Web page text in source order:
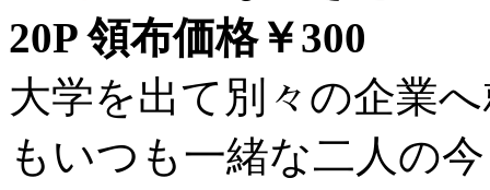
20P 領布価格￥300
大学を出て別々の企業
もいつも一緒な二人の